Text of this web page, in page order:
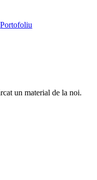
Portofoliu
un material de la noi.